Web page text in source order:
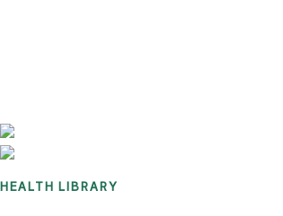
HEALTH LIBRARY